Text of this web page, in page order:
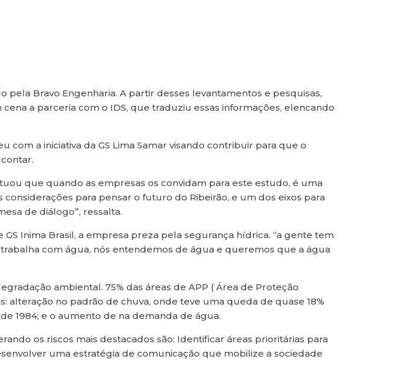
Bravo Engenharia. A partir desses levantamentos e pesquisas,
a parceria com o IDS, que traduziu essas informações, elencando
com a iniciativa da GS Lima Samar visando contribuir para que o
que quando as empresas os convidam para este estudo, é uma
para pensar o futuro do Ribeirão, e um dos eixos para
de diálogo”, ressalta.
Inima Brasil, a empresa preza pela segurança hídrica. “a gente tem
com água, nós entendemos de água e queremos que a água
ambiental. 75% das áreas de APP ( Área de Proteção
no padrão de chuva, onde teve uma queda de quase 18%
1984; e o aumento de na demanda de água.
os riscos mais destacados são: Identificar áreas prioritárias para
uma estratégia de comunicação que mobilize a sociedade